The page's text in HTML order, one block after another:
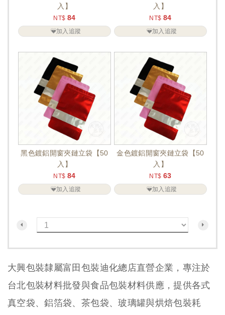
入】
NT$ 84
加入追蹤
入】
NT$ 84
加入追蹤
黑色鍍鋁開窗夾鏈立袋【50
入】
NT$ 84
加入追蹤
金色鍍鋁開窗夾鏈立袋【50
入】
NT$ 63
加入追蹤
大興包裝隸屬富田包裝迪化總店直營企業，專注於
台北包裝材料批發與食品包裝材料供應，提供各式
真空袋、鋁箔袋、茶包袋、玻璃罐與烘焙包裝耗